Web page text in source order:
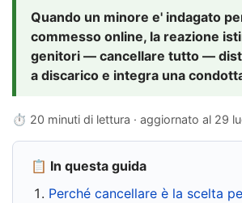
Quando un minore e' indagato
commesso online, la reazione
genitori — cancellare tutto —
a discarico e integra una
⏱ 20 minuti di lettura · aggiornato al 29
📋 In questa guida
Perché cancellare è la scelta